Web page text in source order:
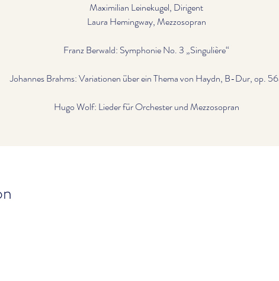
Maximilian Leinekugel, Dirigent
Laura Hemingway, Mezzosopran
Franz Berwald: Symphonie No. 3 „Singulière“
Johannes Brahms: Variationen über ein Thema von Haydn, B-Dur, op.
Hugo Wolf: Lieder für Orchester und Mezzosopran